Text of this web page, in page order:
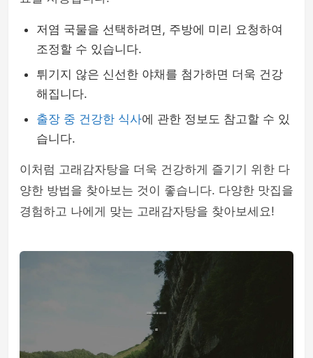
저염 국물을 선택하려면, 주방에 미리 요청하여
조정할 수 있습니다.
튀기지 않은 신선한 야채를 첨가하면 더욱 건강
해집니다.
출장 중 건강한 식사에 관한 정보도 참고할 수 있
습니다.
이처럼 고래감자탕을 더욱 건강하게 즐기기 위한 다
양한 방법을 찾아보는 것이 좋습니다. 다양한 맛집을
경험하고 나에게 맞는 고래감자탕을 찾아보세요!